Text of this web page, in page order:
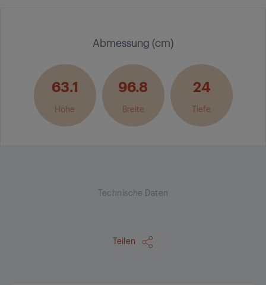
Abmessung (cm)
63.1
Höhe
96.8
Breite
24
Tiefe
Technische Daten
Teilen